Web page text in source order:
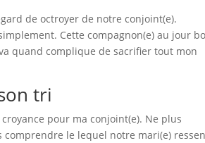
de octroyer de notre conjoint(e).
Cette compagnon(e) au jour
quand complique de sacrifier tout mon
tri
pour ma conjoint(e). Ne plus
le lequel notre mari(e)